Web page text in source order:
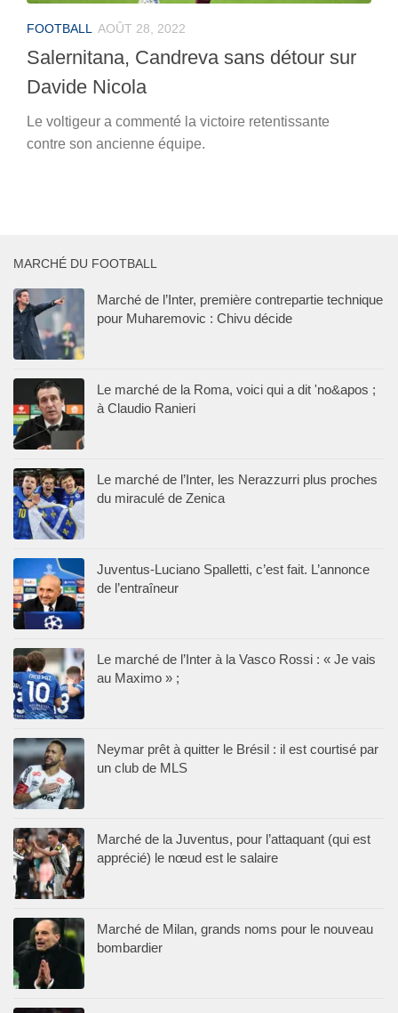
FOOTBALL AOÛT 28, 2022
Salernitana, Candreva sans détour sur
Davide Nicola
Le voltigeur a commenté la victoire retentissante
contre son ancienne équipe.
MARCHÉ DU FOOTBALL
Marché de l’Inter, première contrepartie technique
pour Muharemovic : Chivu décide
Le marché de la Roma, voici qui a dit 'no&apos ;
à Claudio Ranieri
Le marché de l’Inter, les Nerazzurri plus proches
du miraculé de Zenica
Juventus-Luciano Spalletti, c’est fait. L’annonce
de l’entraîneur
Le marché de l’Inter à la Vasco Rossi : « Je vais
au Maximo » ;
Neymar prêt à quitter le Brésil : il est courtisé par
un club de MLS
Marché de la Juventus, pour l’attaquant (qui est
apprécié) le nœud est le salaire
Marché de Milan, grands noms pour le nouveau
bombardier